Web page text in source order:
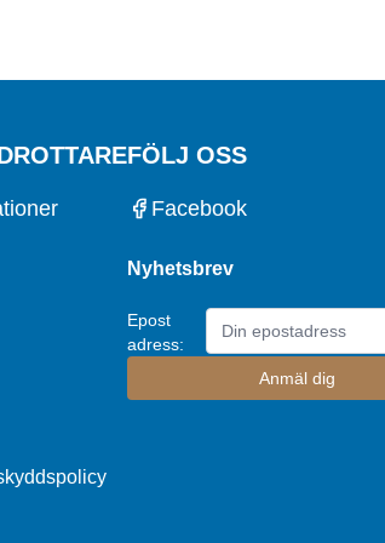
FÖLJ OSS
Facebook
Nyhetsbrev
Epost
adress: